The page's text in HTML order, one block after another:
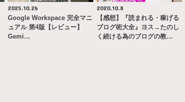
2025.10.26
Google Workspace 完全マニ
ュアル 第4版【レビュー】
Gemi…
2020.10.8
【感想】『読まれる・稼げる
ブログ術大全』ヨス→たのし
く続ける為のブログの教…